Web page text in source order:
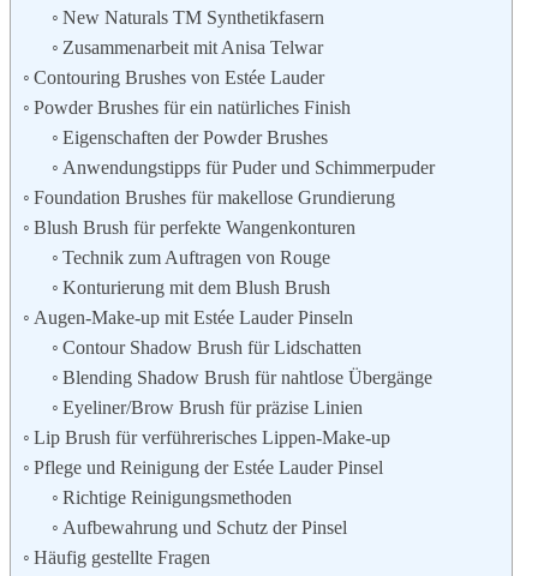
New Naturals TM Synthetikfasern
Zusammenarbeit mit Anisa Telwar
Contouring Brushes von Estée Lauder
Powder Brushes für ein natürliches Finish
Eigenschaften der Powder Brushes
Anwendungstipps für Puder und Schimmerpuder
Foundation Brushes für makellose Grundierung
Blush Brush für perfekte Wangenkonturen
Technik zum Auftragen von Rouge
Konturierung mit dem Blush Brush
Augen-Make-up mit Estée Lauder Pinseln
Contour Shadow Brush für Lidschatten
Blending Shadow Brush für nahtlose Übergänge
Eyeliner/Brow Brush für präzise Linien
Lip Brush für verführerisches Lippen-Make-up
Pflege und Reinigung der Estée Lauder Pinsel
Richtige Reinigungsmethoden
Aufbewahrung und Schutz der Pinsel
Häufig gestellte Fragen